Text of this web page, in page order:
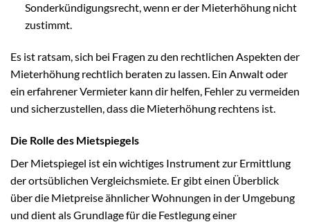
Sonderkündigungsrecht, wenn er der Mieterhöhung nicht
zustimmt.
Es ist ratsam, sich bei Fragen zu den rechtlichen Aspekten der
Mieterhöhung rechtlich beraten zu lassen. Ein Anwalt oder
ein erfahrener Vermieter kann dir helfen, Fehler zu vermeiden
und sicherzustellen, dass die Mieterhöhung rechtens ist.
Die Rolle des Mietspiegels
Der Mietspiegel ist ein wichtiges Instrument zur Ermittlung
der ortsüblichen Vergleichsmiete. Er gibt einen Überblick
über die Mietpreise ähnlicher Wohnungen in der Umgebung
und dient als Grundlage für die Festlegung einer